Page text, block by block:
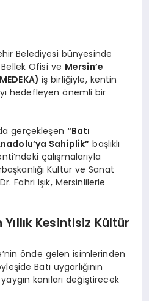
Belediyesi bünyesinde
Ofisi ve Mersin’e
iş birliğiyle, kentin
hedefleyen önemli bir
gerçekleşen “Batı
Sahiplik” başlıklı
çalışmalarıyla
Kültür ve Sanat
Fahri Işık, Mersinlilerle
Kesintisiz Kültür
önde gelen isimlerinden
Batı uygarlığının
kanıları değiştirecek